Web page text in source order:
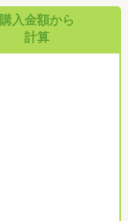
購入金額から
計算